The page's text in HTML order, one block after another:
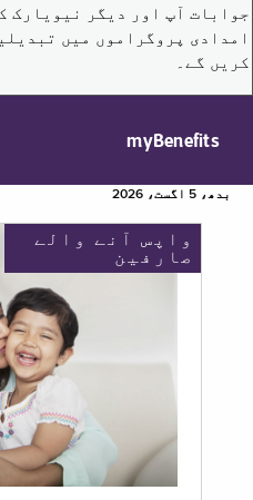
جوابات آپ اور دیگر نیویارک
امدادی پروگراموں میں
کریں گے۔
myBenefits
بدھ، 5 اگست، 2026
واپس آنے والے
صارفین